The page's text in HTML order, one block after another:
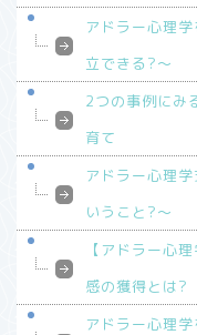
アドラー心理
立できる?～
2つの事例にみ
育て
アドラー心理
いうこと?～
【アドラー心
感の獲得とは?
アドラー心理